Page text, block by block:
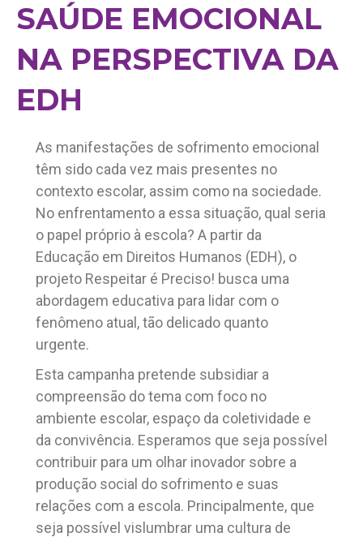
SAÚDE EMOCIONAL
NA PERSPECTIVA DA
EDH
As manifestações de sofrimento emocional
têm sido cada vez mais presentes no
contexto escolar, assim como na sociedade.
No enfrentamento a essa situação, qual seria
o papel próprio à escola? A partir da
Educação em Direitos Humanos (EDH), o
projeto Respeitar é Preciso! busca uma
abordagem educativa para lidar com o
fenômeno atual, tão delicado quanto
urgente.
Esta campanha pretende subsidiar a
compreensão do tema com foco no
ambiente escolar, espaço da coletividade e
da convivência. Esperamos que seja possível
contribuir para um olhar inovador sobre a
produção social do sofrimento e suas
relações com a escola. Principalmente, que
seja possível vislumbrar uma cultura de